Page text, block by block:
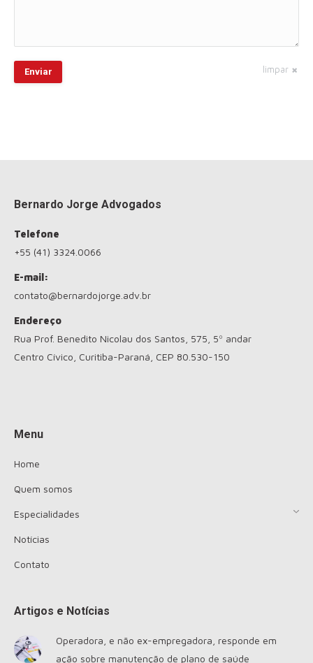
Enviar limpar
Bernardo Jorge Advogados
Telefone
+55 (41) 3324.0066
E-mail:
contato@bernardojorge.adv.br
Endereço
Rua Prof. Benedito Nicolau dos Santos, 575, 5º andar
Centro Cívico, Curitiba-Paraná, CEP 80.530-150
Menu
Home
Quem somos
Especialidades
Notícias
Contato
Artigos e Notícias
Operadora, e não ex-empregadora, responde em
ação sobre manutenção de plano de saúde